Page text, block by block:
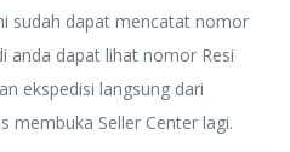
sudah dapat mencatat nomor
anda dapat lihat nomor Resi
ekspedisi langsung dari
membuka Seller Center lagi.